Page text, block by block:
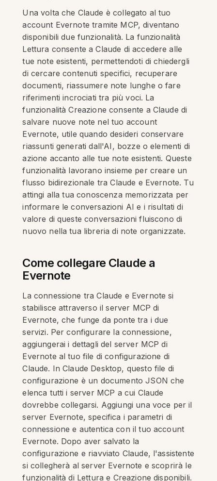
Una volta che Claude è collegato al tuo
account Evernote tramite MCP, diventano
disponibili due funzionalità. La funzionalità
Lettura consente a Claude di accedere alle
tue note esistenti, permettendoti di chiedergli
di cercare contenuti specifici, recuperare
documenti, riassumere note lunghe o fare
riferimenti incrociati tra più voci. La
funzionalità Creazione consente a Claude di
salvare nuove note nel tuo account
Evernote, utile quando desideri conservare
riassunti generati dall'AI, bozze o elementi di
azione accanto alle tue note esistenti. Queste
funzionalità lavorano insieme per creare un
flusso bidirezionale tra Claude e Evernote. Tu
attingi alla tua conoscenza memorizzata per
informare le conversazioni AI e i risultati di
valore di queste conversazioni fluiscono di
nuovo nella tua libreria di note organizzate.
Come collegare Claude a
Evernote
La connessione tra Claude e Evernote si
stabilisce attraverso il server MCP di
Evernote, che funge da ponte tra i due
servizi. Per configurare la connessione,
aggiungerai i dettagli del server MCP di
Evernote al tuo file di configurazione di
Claude. In Claude Desktop, questo file di
configurazione è un documento JSON che
elenca tutti i server MCP a cui Claude
dovrebbe collegarsi. Aggiungi una voce per il
server Evernote, specifica i parametri di
connessione e autentica con il tuo account
Evernote. Dopo aver salvato la
configurazione e riavviato Claude, l'assistente
si collegherà al server Evernote e scoprirà le
funzionalità di Lettura e Creazione disponibili.